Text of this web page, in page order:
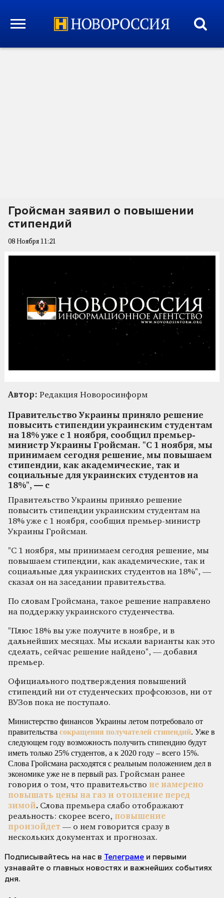
Гройсман заявил о повышении
стипендий
08 Ноября 11:21
Автор: Редакция Новоросинформ
Правительство Украины приняло решение
повысить стипендии украинским студентам
на 18% уже с 1 ноября, сообщил премьер-
министр Украины Гройсман. "С 1 ноября, мы
принимаем сегодня решение, мы повышаем
стипендии, как академические, так и
социальные для украинских студентов на
18%", — с
Правительство Украины приняло решение
повысить стипендии украинским студентам на
18% уже с 1 ноября, сообщил премьер-министр
Украины Гройсман.
"С 1 ноября, мы принимаем сегодня решение, мы
повышаем стипендии, как академические, так и
социальные для украинских студентов на 18%", —
сказал он на заседании правительства.
По словам Гройсмана, такое решение направлено
на поддержку украинского студенчества.
"Плюс 18% вы уже получите в ноябре, и в
дальнейших месяцах. Мы искали варианты как это
сделать, сейчас решение найдено", — добавил
премьер.
Официального подтверждения повышений
стипендий ни от студенческих профсоюзов, ни от
ВУЗов пока не поступало.
Министерство финансов Украины летом потребовало от
правительства сокращения получателей стипендий. Уже в
следующем году возможность получить стипендию будут
иметь только 25% студентов, а к 2020 году – всего 15%.
Слова Гройсмана расходятся с реальным положением дел в
экономике уже не в первый раз. Гройсман ранее
говорил о том, что правительство не намерено
повышать цены на газ и отопление перед
зимой. Слова премьера слабо отображают
реальность: скорее всего, повышение
произойдет — о нем говорится сразу в
нескольких документах и прогнозах.
Подписывайтесь на нас в Телеграме и первыми
узнавайте о главных новостях и важнейших событиях
дня.